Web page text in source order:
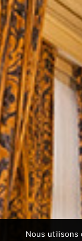
Nous utilisons